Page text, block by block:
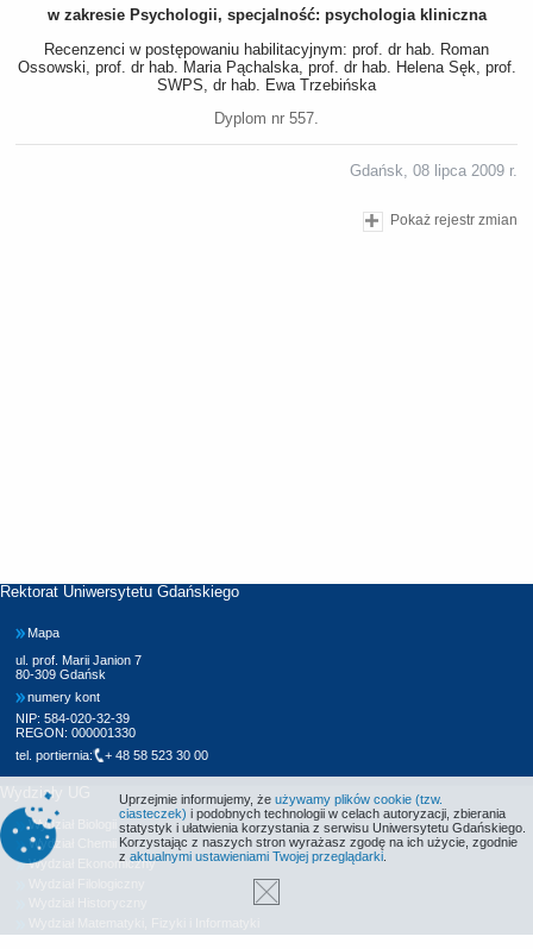
w zakresie Psychologii, specjalność: psychologia kliniczna
Recenzenci w postępowaniu habilitacyjnym: prof. dr hab. Roman
Ossowski, prof. dr hab. Maria Pąchalska, prof. dr hab. Helena Sęk, prof.
SWPS, dr hab. Ewa Trzebińska
Dyplom nr 557.
Gdańsk, 08 lipca 2009 r.
Pokaż rejestr zmian
Rektorat Uniwersytetu Gdańskiego
Mapa
ul. prof. Marii Janion 7
80-309 Gdańsk
numery kont
NIP: 584-020-32-39
REGON: 000001330
tel. portiernia:
+ 48 58 523 30 00
Wydziały UG
Wydział Biologii
Wydział Chemii
Wydział Ekonomiczny
Uprzejmie informujemy, że używamy plików cookie (tzw.
ciasteczek) i podobnych technologii w celach autoryzacji, zbierania
statystyk i ułatwienia korzystania z serwisu Uniwersytetu Gdańskiego.
Korzystając z naszych stron wyrażasz zgodę na ich użycie, zgodnie
z aktualnymi ustawieniami Twojej przeglądarki